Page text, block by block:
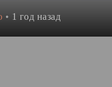
• 1 год назад